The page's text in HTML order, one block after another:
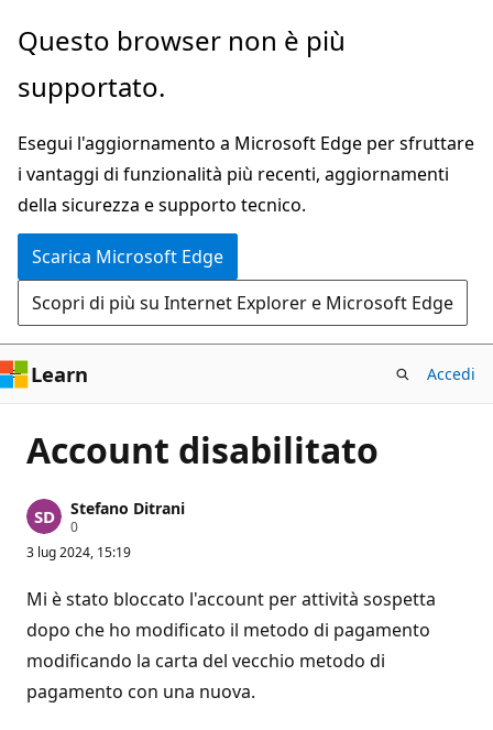
Ignora
passa
contenuto
principale
Questo browser non è più
supportato.
Esegui l'aggiornamento a Microsoft Edge per sfruttare
i vantaggi di funzionalità più recenti, aggiornamenti
della sicurezza e supporto tecnico.
Scarica Microsoft Edge
Scopri di più su Internet Explorer e Microsoft Edge
Learn Accedi
Account disabilitato
Stefano Ditrani
0P
n
i
d
i
r
e
u
3 lug 2024, 15:19
Mi è stato bloccato l'account per attività sospetta
dopo che ho modificato il metodo di pagamento
modificando la carta del vecchio metodo di
pagamento con una nuova.